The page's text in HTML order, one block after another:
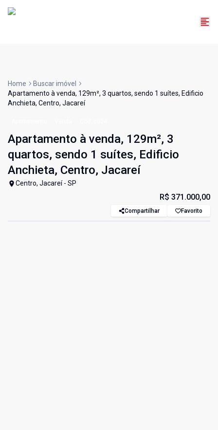
Home
Buscar imóvel
Apartamento à venda, 129m², 3 quartos, sendo 1 suítes, Edificio
Anchieta, Centro, Jacareí
Apartamento à venda, 129m², 3
quartos, sendo 1 suítes, Edificio
Anchieta, Centro, Jacareí
Centro, Jacareí - SP
R$ 371.000,00
Compartilhar Favorito